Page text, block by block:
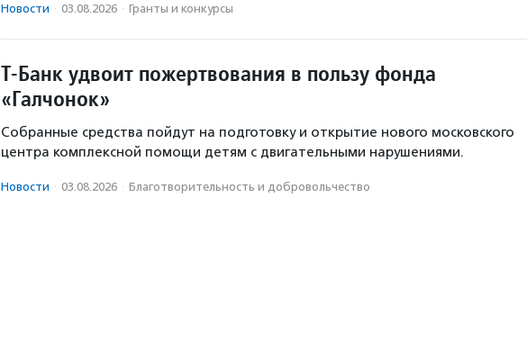
Новости · 03.08.2026 · Гранты и конкурсы
Т-Банк удвоит пожертвования в пользу фонда
«Галчонок»
Собранные средства пойдут на подготовку и открытие нового московского
центра комплексной помощи детям с двигательными нарушениями.
Новости · 03.08.2026 · Благотвори­тель­ность и доброволь­чест­во